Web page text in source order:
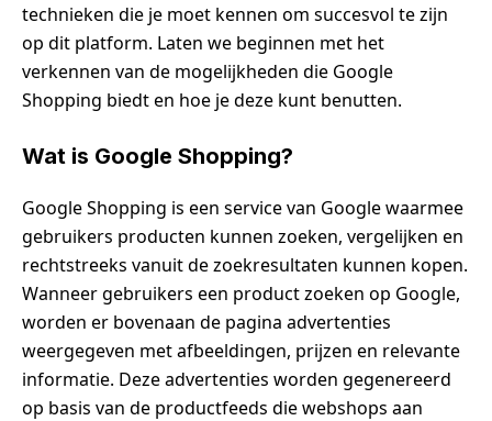
technieken die je moet kennen om succesvol te zijn
op dit platform. Laten we beginnen met het
verkennen van de mogelijkheden die Google
Shopping biedt en hoe je deze kunt benutten.
Wat is Google Shopping?
Google Shopping is een service van Google waarmee
gebruikers producten kunnen zoeken, vergelijken en
rechtstreeks vanuit de zoekresultaten kunnen kopen.
Wanneer gebruikers een product zoeken op Google,
worden er bovenaan de pagina advertenties
weergegeven met afbeeldingen, prijzen en relevante
informatie. Deze advertenties worden gegenereerd
op basis van de productfeeds die webshops aan